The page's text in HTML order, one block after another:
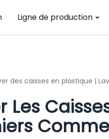
Ligne de production
des caisses en plastique |
Les